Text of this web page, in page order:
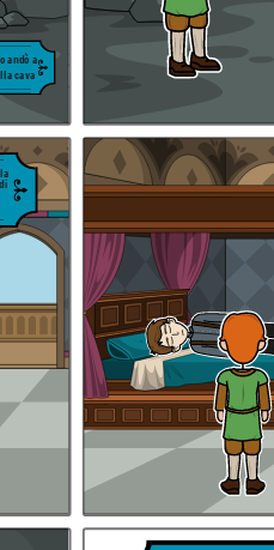
andò a
cava